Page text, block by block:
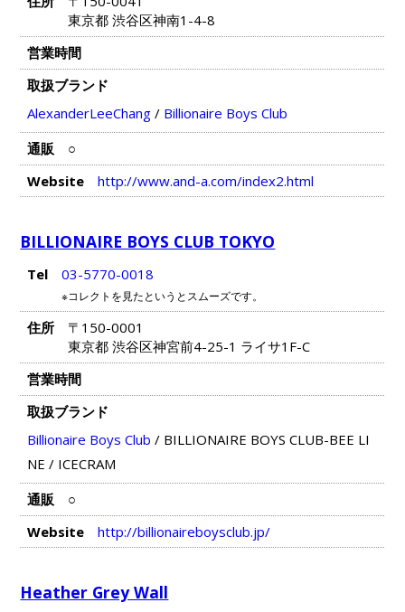
東京都 渋谷区神南1-4-8
営業時間
取扱ブランド
AlexanderLeeChang/ Billionaire Boys Club
通販
○
Website
http://www.and-a.com/index2.html
BILLIONAIRE BOYS CLUB TOKYO
Tel 03-5770-0018
※コレクトを見たというとスムーズです。
住所
〒150-0001
東京都 渋谷区神宮前4-25-1 ライサ1F-C
営業時間
取扱ブランド
Billionaire Boys Club / BILLIONAIRE BOYS CLUB-BEE LI
NE / ICECRAM
通販
○
Website
http://billionaireboysclub.jp/
Heather Grey Wall